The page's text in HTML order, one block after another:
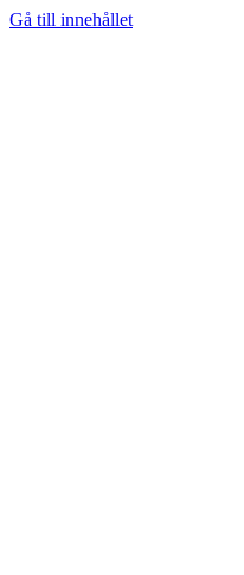
Gå till innehållet